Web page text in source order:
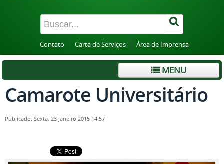
Contato Carta de Serviços Área de Imprensa
MENU
Camarote Universitário
Publicado: Sexta, 23 Janeiro 2015 14:57